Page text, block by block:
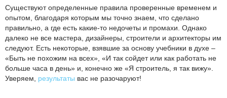
Существуют определенные правила проверенные временем и
опытом, благодаря которым мы точно знаем, что сделано
правильно, а где есть какие-то недочеты и промахи. Однако
далеко не все мастера, дизайнеры, строители и архитекторы им
следуют. Есть некоторые, взявшие за основу учебники в духе –
«Быть не похожим на всех», «И так сойдет или как работать не
больше часа в день» и, конечно же «Я строитель, я так вижу».
Уверяем, результаты вас не разочаруют!